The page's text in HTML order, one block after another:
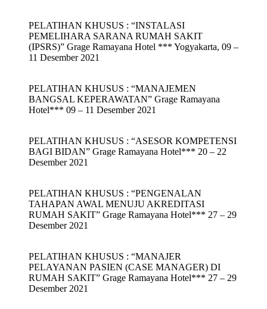
PELATIHAN KHUSUS : “INSTALASI
PEMELIHARA SARANA RUMAH SAKIT
(IPSRS)” Grage Ramayana Hotel *** Yogyakarta, 09 –
11 Desember 2021
PELATIHAN KHUSUS : “MANAJEMEN
BANGSAL KEPERAWATAN” Grage Ramayana
Hotel*** 09 – 11 Desember 2021
PELATIHAN KHUSUS : “ASESOR KOMPETENSI
BAGI BIDAN” Grage Ramayana Hotel*** 20 – 22
Desember 2021
PELATIHAN KHUSUS : “PENGENALAN
TAHAPAN AWAL MENUJU AKREDITASI
RUMAH SAKIT” Grage Ramayana Hotel*** 27 – 29
Desember 2021
PELATIHAN KHUSUS : “MANAJER
PELAYANAN PASIEN (CASE MANAGER) DI
RUMAH SAKIT” Grage Ramayana Hotel*** 27 – 29
Desember 2021